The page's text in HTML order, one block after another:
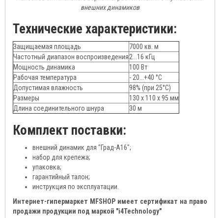
внешних динамиков
Технические характеристики:
Защищаемая площадь
7000 кв. м
Частотный диапазон воспроизведения2...16 кГц
Мощность динамика
100 Вт
Рабочая температура
- 20...+40 °С
Допустимая влажность
98% (при 25°С)
Размеры
130 х 110 х 95 мм
Длина соединительного шнура
30 м
Комплект поставки:
внешний динамик для "Град-А16";
набор для крепежа;
упаковка;
гарантийный талон;
инструкция по эксплуатации.
Интернет-гипермаркет MFSHOP имеет сертификат на право
продажи продукции под маркой "i4Technology"